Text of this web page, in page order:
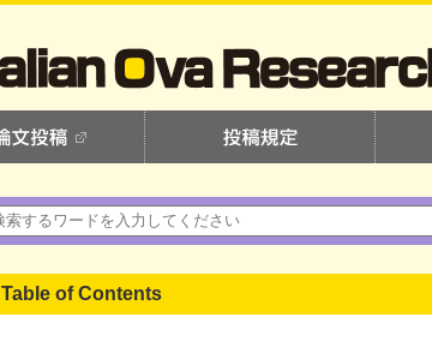
Table of Contents